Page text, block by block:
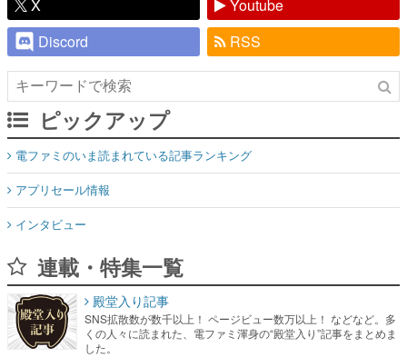
X
Youtube
Discord
RSS
ピックアップ
電ファミのいま読まれている記事ランキング
アプリセール情報
インタビュー
連載・特集一覧
殿堂入り記事
SNS拡散数が数千以上！ ページビュー数万以上！ などなど。多
くの人々に読まれた、電ファミ渾身の“殿堂入り”記事をまとめま
した。